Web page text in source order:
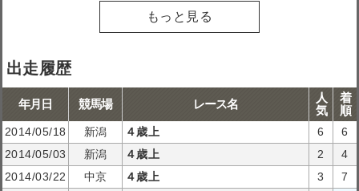
もっと見る
出走履歴
年月日 競馬場 レース名
人
気
着
順
2014/05/18 新潟 ４歳上 6
6
2014/05/03
新潟 ４歳上 2
4
2014/03/22
中京 ４歳上 3
7